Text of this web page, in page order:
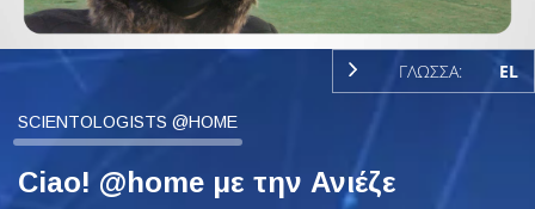
Video
ΓΛΩΣΣΑ: EL
SCIENTOLOGISTS @HOME
Ciao! @home με την Ανιέζε